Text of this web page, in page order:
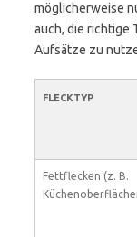
möglicherweise
auch, die richtige
Aufsätze zu
FLECKTYP
Fettflecken (z. B.